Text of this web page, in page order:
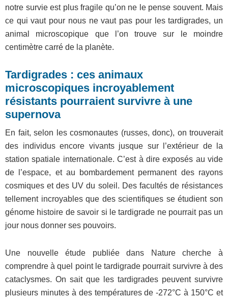
notre survie est plus fragile qu’on ne le pense souvent. Mais
ce qui vaut pour nous ne vaut pas pour les tardigrades, un
animal microscopique que l’on trouve sur le moindre
centimètre carré de la planète.
Tardigrades : ces animaux
microscopiques incroyablement
résistants pourraient survivre à une
supernova
En fait, selon les cosmonautes (russes, donc), on trouverait
des individus encore vivants jusque sur l’extérieur de la
station spatiale internationale. C’est à dire exposés au vide
de l’espace, et au bombardement permanent des rayons
cosmiques et des UV du soleil. Des facultés de résistances
tellement incroyables que des scientifiques se étudient son
génome histoire de savoir si le tardigrade ne pourrait pas un
jour nous donner ses pouvoirs.
Une nouvelle étude publiée dans Nature cherche à
comprendre à quel point le tardigrade pourrait survivre à des
cataclysmes. On sait que les tardigrades peuvent survivre
plusieurs minutes à des températures de -272°C à 150°C et